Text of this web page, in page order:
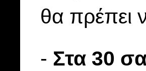
θα πρέπει
- Στα 30